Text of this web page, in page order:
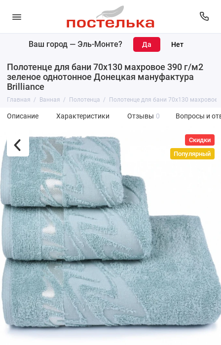
Ваш город — Эль-Монте?
Полотенце для бани 70х130 махровое 390 г/м2
зеленое однотонное Донецкая мануфактура
Brilliance
Главная Ванная Полотенца Полотенце для бани 70х130
Описание Характеристики Отзывы 0 Вопросы и
Скидки
Популярный